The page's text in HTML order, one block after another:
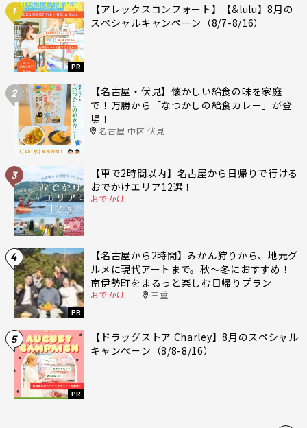
1
PR
【アレックスコンフォート】【&lulu】8月の
スペシャルキャンペーン（8/7-8/16）
2
【名古屋・伏見】懐かしい給食の味を家庭
で！万勝から「なつかしの給食カレー」が登
場！
名古屋 中区 伏見
3
【車で2時間以内】名古屋から日帰りで行ける
おでかけエリア12選！
おでかけ
4
PR
【名古屋から2時間】みかん狩りから、地元グ
ルメに現代アートまで。秋〜冬におすすめ！
南伊勢町をまるっと楽しむ日帰りプラン
おでかけ 三重
5
PR
【ドラッグストア Charley】8月のスペシャル
キャンペーン（8/8-8/16）